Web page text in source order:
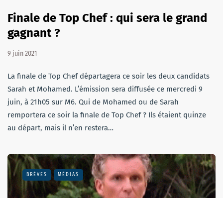
Finale de Top Chef : qui sera le grand
gagnant ?
9 juin 2021
La finale de Top Chef départagera ce soir les deux candidats
Sarah et Mohamed. L’émission sera diffusée ce mercredi 9
juin, à 21h05 sur M6. Qui de Mohamed ou de Sarah
remportera ce soir la finale de Top Chef ? Ils étaient quinze
au départ, mais il n’en restera…
BRÈVES MÉDIAS